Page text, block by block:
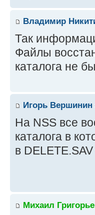
Владимир
Так
Файлы
каталога не
Игорь Вершинин
На NSS все
каталога в
в
Михаил